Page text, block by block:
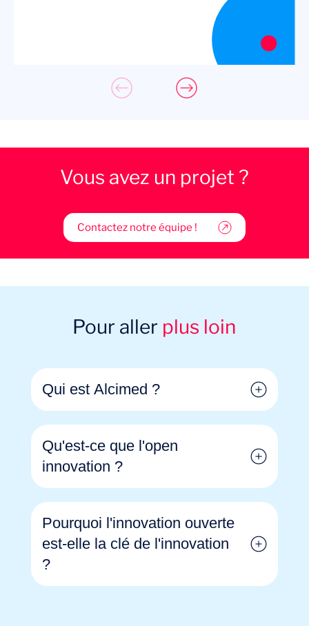
Vous avez un projet ?
Contactez notre équipe !
Pour aller plus loin
Qui est Alcimed ?
Qu'est-ce que l'open
innovation ?
Pourquoi l'innovation ouverte
est-elle la clé de l'innovation
?